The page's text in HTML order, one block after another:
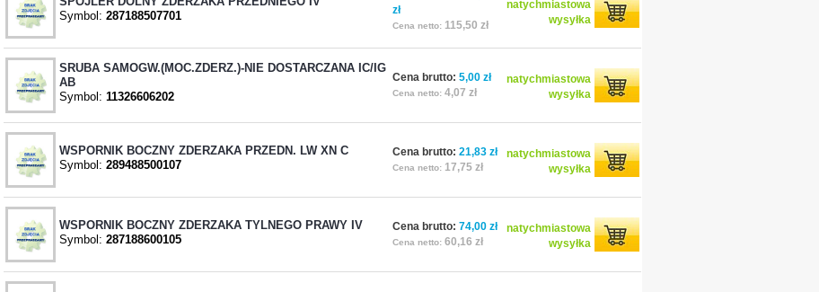
Symbol: 287188507701
zł
Cena netto: 115,50 zł
natychmiastowa
wysyłka
SRUBA SAMOGW.(MOC.ZDERZ.)-NIE DOSTARCZANA IC/IG
AB
Symbol: 11326606202
Cena brutto: 5,00 zł
Cena netto: 4,07 zł
natychmiastowa
wysyłka
WSPORNIK BOCZNY ZDERZAKA PRZEDN. LW XN C
Symbol: 289488500107
Cena brutto: 21,83 zł
Cena netto: 17,75 zł
natychmiastowa
wysyłka
WSPORNIK BOCZNY ZDERZAKA TYLNEGO PRAWY IV
Symbol: 287188600105
Cena brutto: 74,00 zł
Cena netto: 60,16 zł
natychmiastowa
wysyłka